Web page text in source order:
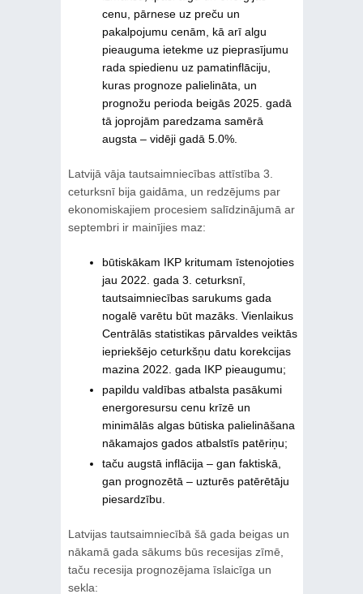
cenu, pārnese uz preču un
pakalpojumu cenām, kā arī algu
pieauguma ietekme uz pieprasījumu
rada spiedienu uz pamatinflāciju,
kuras prognoze palielināta, un
prognožu perioda beigās 2025. gadā
tā joprojām paredzama samērā
augsta – vidēji gadā 5.0%.
Latvijā vāja tautsaimniecības attīstība 3.
ceturksnī bija gaidāma, un redzējums par
ekonomiskajiem procesiem salīdzinājumā ar
septembri ir mainījies maz:
būtiskākam IKP kritumam īstenojoties
jau 2022. gada 3. ceturksnī,
tautsaimniecības sarukums gada
nogalē varētu būt mazāks. Vienlaikus
Centrālās statistikas pārvaldes veiktās
iepriekšējo ceturkšņu datu korekcijas
mazina 2022. gada IKP pieaugumu;
papildu valdības atbalsta pasākumi
energoresursu cenu krīzē un
minimālās algas būtiska palielināšana
nākamajos gados atbalstīs patēriņu;
taču augstā inflācija – gan faktiskā,
gan prognozētā – uzturēs patērētāju
piesardzību.
Latvijas tautsaimniecībā šā gada beigas un
nākamā gada sākums būs recesijas zīmē,
taču recesija prognozējama īslaicīga un
sekla: